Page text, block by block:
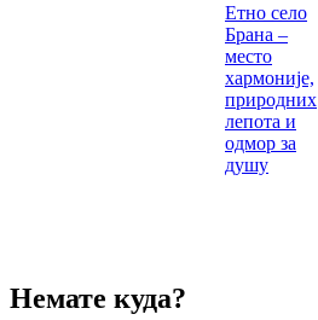
Етно село
Брана –
место
хармоније,
природних
лепота и
одмор за
душу
Немате куда?